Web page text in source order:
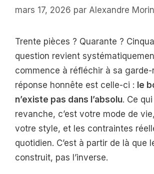
mars 17, 2026 par Alexandre Morin
Trente pièces ? Quarante ?
question revient
commence à réfléchir à sa garde-
réponse honnête est celle-ci : le
n’existe pas dans l’absolu. Ce
revanche, c’est votre mode de
votre style, et les contraintes
quotidien. C’est à partir de là que
construit, pas l’inverse.